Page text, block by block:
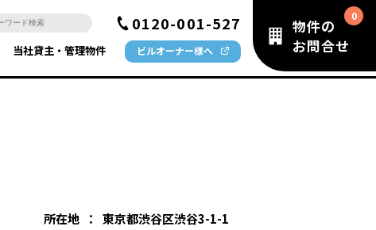
0120-001-527
当社貸主・管理物件 ビルオーナー様へ
物件の
お問合せ
所在地 ：
東京都渋谷区渋谷3-1-1